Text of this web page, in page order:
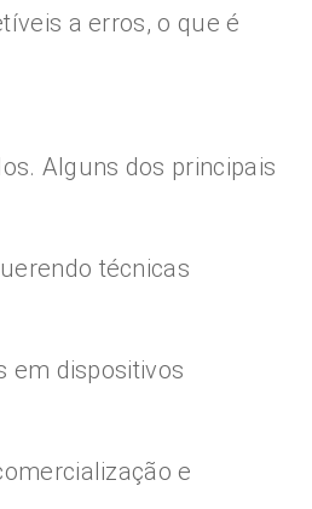
a erros, o que é
Alguns dos principais
técnicas
em dispositivos
e